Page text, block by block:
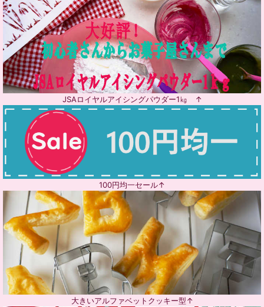
JSAロイヤルアイシングパウダー1㎏ ↑
100円均一セール↑
大きいアルファベットクッキー型↑